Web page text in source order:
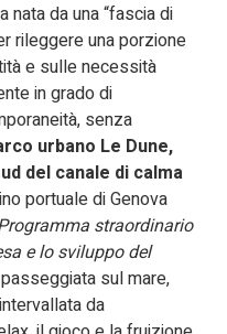
nata da una “fascia di
rileggere una porzione
e sulle necessità
in grado di
senza
urbano Le Dune,
del canale di calma
portuale di Genova
straordinario
e lo sviluppo del
sul mare,
da